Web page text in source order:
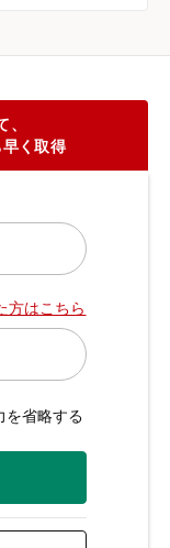
く取得
方はこちら
を省略する